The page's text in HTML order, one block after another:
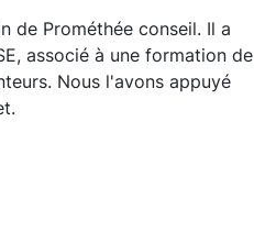
de Prométhée conseil. Il a
associé à une formation de
Nous l'avons appuyé